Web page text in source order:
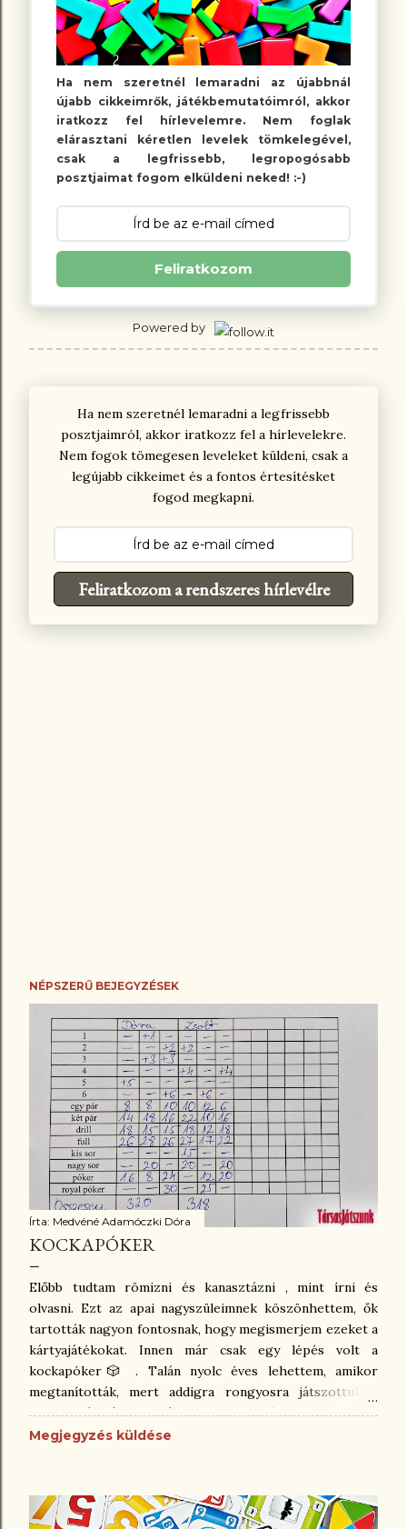
Ha nem szeretnél lemaradni az újabbnál
újabb cikkeimrők, játékbemutatóimról, akkor
iratkozz fel hírlevelemre. Nem foglak
elárasztani kéretlen levelek tömkelegével,
csak a legfrissebb, legropogósabb
posztjaimat fogom elküldeni neked! :-)
Feliratkozom
Powered by
Ha nem szeretnél lemaradni a legfrissebb
posztjaimról, akkor iratkozz fel a hírlevelekre.
Nem fogok tömegesen leveleket küldeni, csak a
legújabb cikkeimet és a fontos értesítésket
fogod megkapni.
Feliratkozom a rendszeres hírlevélre
NÉPSZERŰ BEJEGYZÉSEK
Írta: Medvéné Adamóczki Dóra
KOCKAPÓKER
Előbb tudtam römizni és kanasztázni , mint írni és
olvasni. Ezt az apai nagyszüleimnek köszönhettem, ők
tartották nagyon fontosnak, hogy megismerjem ezeket a
kártyajátékokat. Innen már csak egy lépés volt a
kockapóker🎲 . Talán nyolc éves lehettem, amikor
megtanították, mert addigra rongyosra játszottuk a
francia kártyát a családdal. A kockapóker egy nagyon
egyszerű játék, csak toll, papír, és öt darab kocka kell
csak ott 13 forduló van, és értékfüggetlenül járnak
meghatározott pontok bizonyos kombinációkra. A mi
Megjegyzés küldése